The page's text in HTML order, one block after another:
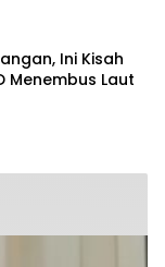
Ini Kisah
Menembus Laut